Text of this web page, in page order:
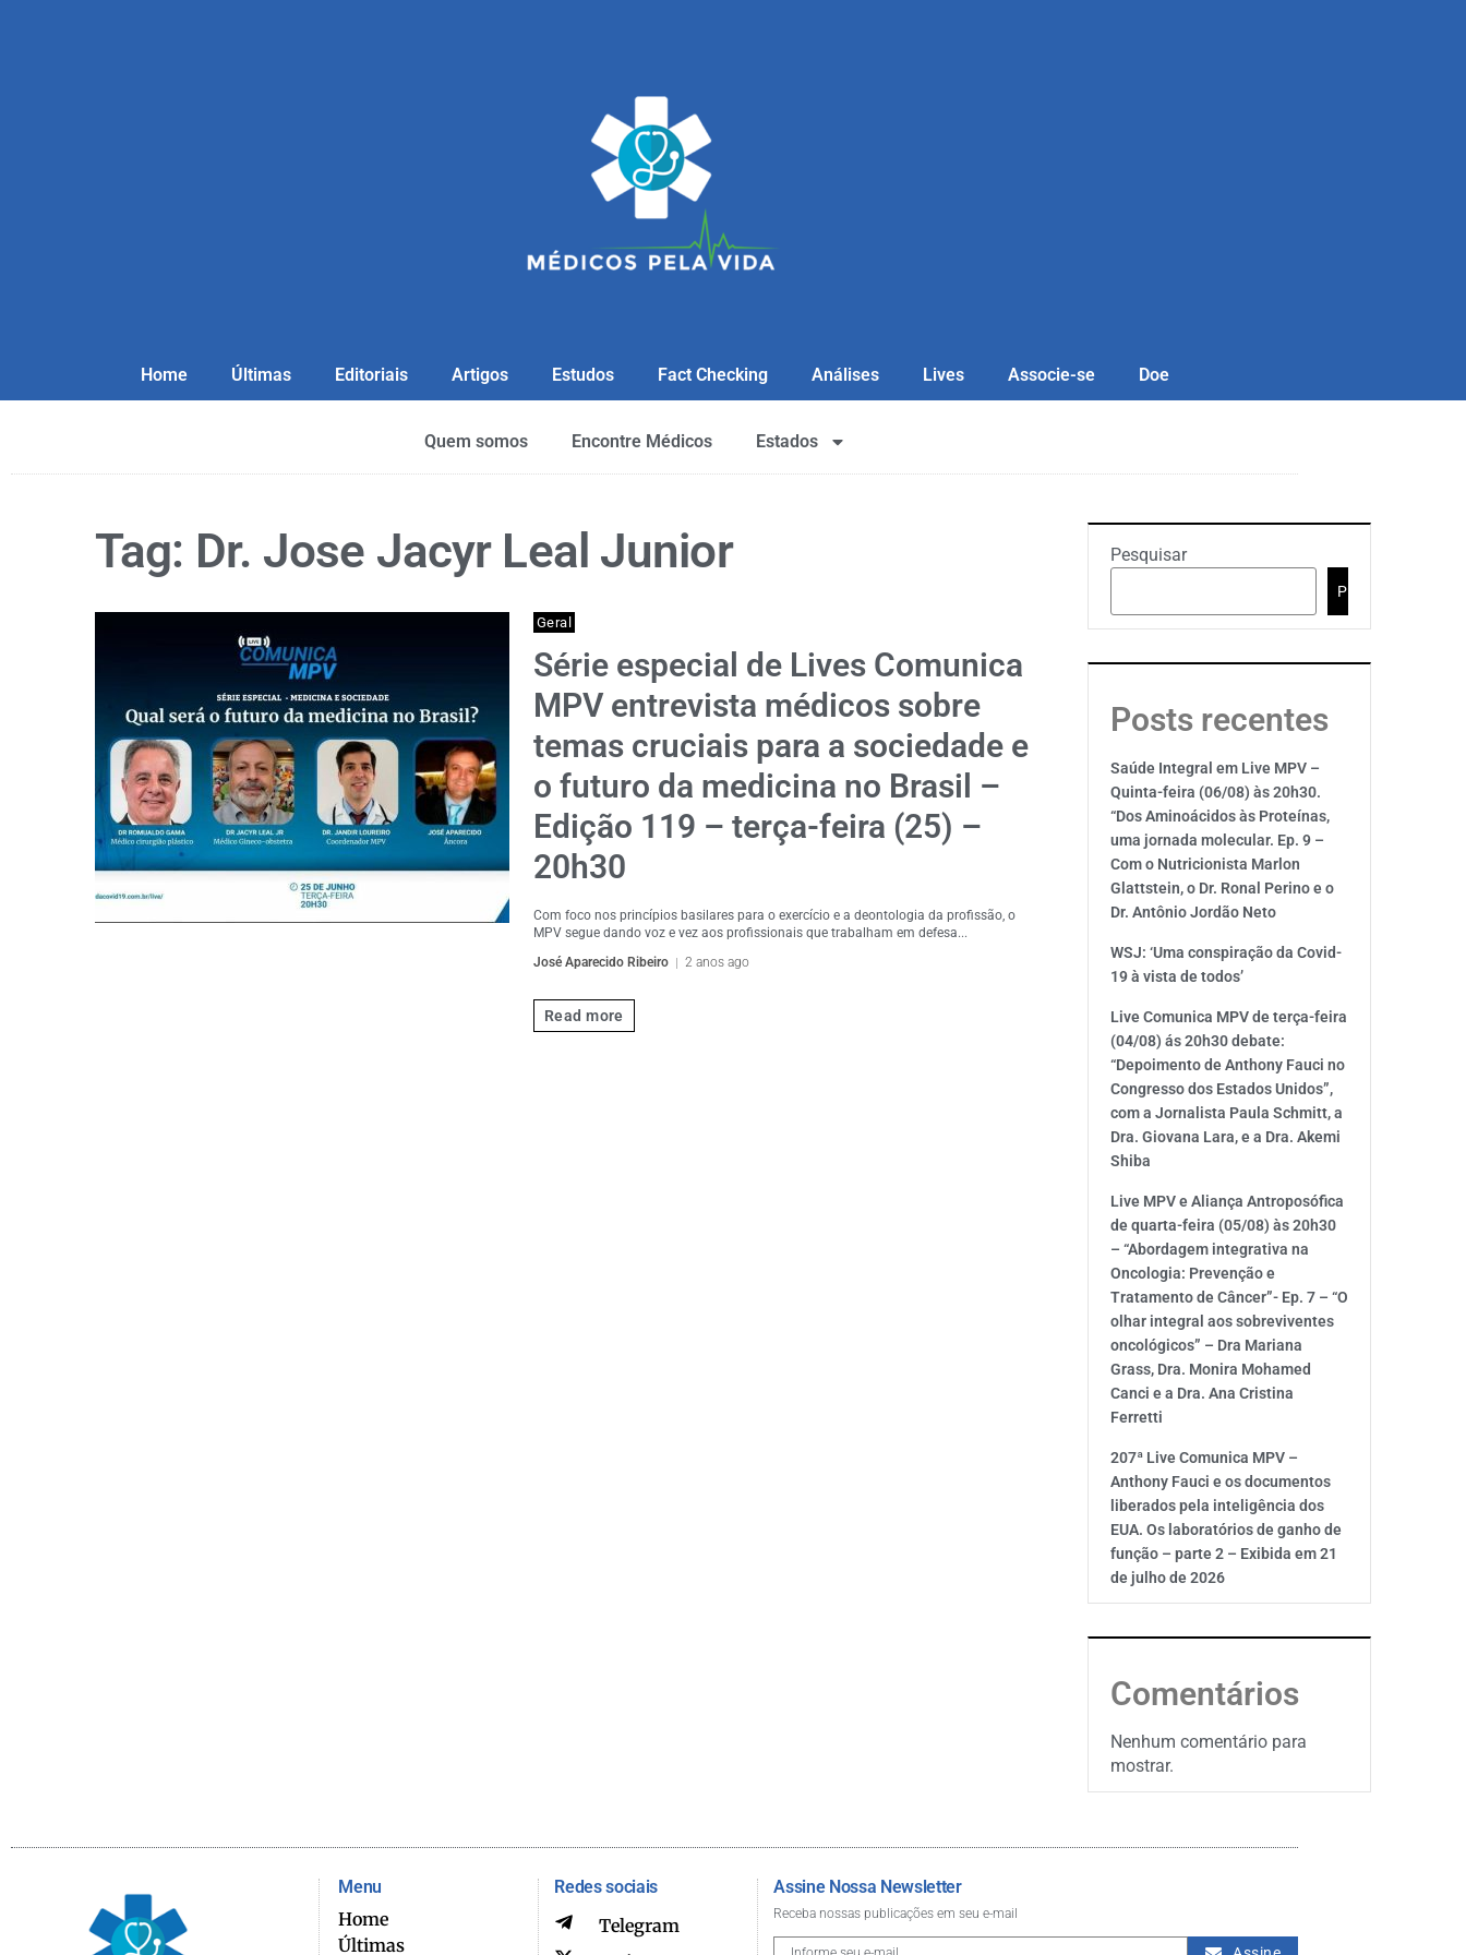
Home Últimas Editoriais Artigos Estudos Fact Checking Análises Lives Associe-se Doe
Quem somos Encontre Médicos Estados
Tag: Dr. Jose Jacyr Leal Junior
Geral
Série especial de Lives Comunica
MPV entrevista médicos sobre
temas cruciais para a sociedade e
o futuro da medicina no Brasil –
Edição 119 – terça-feira (25) –
20h30
Com foco nos princípios basilares para o exercício e a deontologia da profissão, o
MPV segue dando voz e vez aos profissionais que trabalham em defesa...
José Aparecido Ribeiro
2 anos ago
Read more
Pesquisar
Pesquisar
Posts recentes
Saúde Integral em Live MPV –
Quinta-feira (06/08) às 20h30.
“Dos Aminoácidos às Proteínas,
uma jornada molecular. Ep. 9 –
Com o Nutricionista Marlon
Glattstein, o Dr. Ronal Perino e o
Dr. Antônio Jordão Neto
WSJ: ‘Uma conspiração da Covid-
19 à vista de todos’
Live Comunica MPV de terça-feira
(04/08) ás 20h30 debate:
“Depoimento de Anthony Fauci no
Congresso dos Estados Unidos”,
com a Jornalista Paula Schmitt, a
Dra. Giovana Lara, e a Dra. Akemi
Shiba
Live MPV e Aliança Antroposófica
de quarta-feira (05/08) às 20h30
– “Abordagem integrativa na
Oncologia: Prevenção e
Tratamento de Câncer”- Ep. 7 – “O
olhar integral aos sobreviventes
oncológicos” – Dra Mariana
Grass, Dra. Monira Mohamed
Canci e a Dra. Ana Cristina
Ferretti
207ª Live Comunica MPV –
Anthony Fauci e os documentos
liberados pela inteligência dos
EUA. Os laboratórios de ganho de
função – parte 2 – Exibida em 21
de julho de 2026
Comentários
Nenhum comentário para
mostrar.
Menu
Home
Últimas
Redes sociais
Telegram
Assine Nossa Newsletter
Receba nossas publicações em seu e-mail